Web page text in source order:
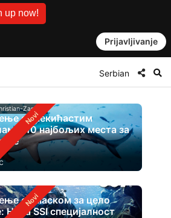
up now!
Prijavljivanje
Serbian
Zappel
са чекићастим
10 најбољих места за
са маском за цело
Нова SSI специјалност